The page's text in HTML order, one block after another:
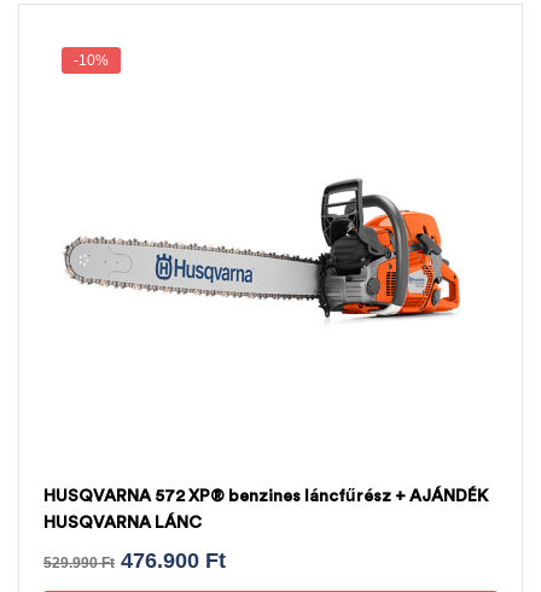
-10%
HUSQVARNA 572 XP® benzines láncfűrész + AJÁNDÉK
HUSQVARNA LÁNC
529.990Ft 476.900 Ft